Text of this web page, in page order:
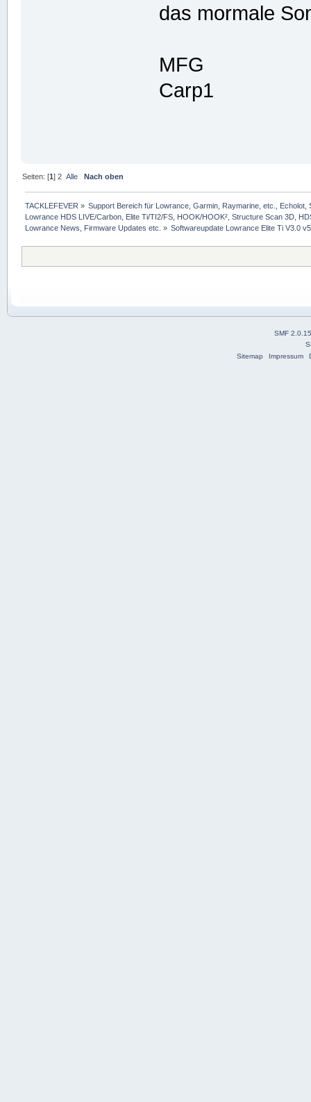
das mormale
MFG
Carp1
Seiten: [1]2 Alle Nach oben
TACKLEFEVER » Support Bereich für Lowrance, Garmin, Raymarine, etc.,
Lowrance HDS LIVE/Carbon, Elite Ti/TI2/FS, HOOK/HOOK², Structure Scan 3D,
Lowrance News, Firmware Updates etc. » Softwareupdate Lowrance Elite Ti V3.0
SMF 2.0.15
Sitemap
Impressum